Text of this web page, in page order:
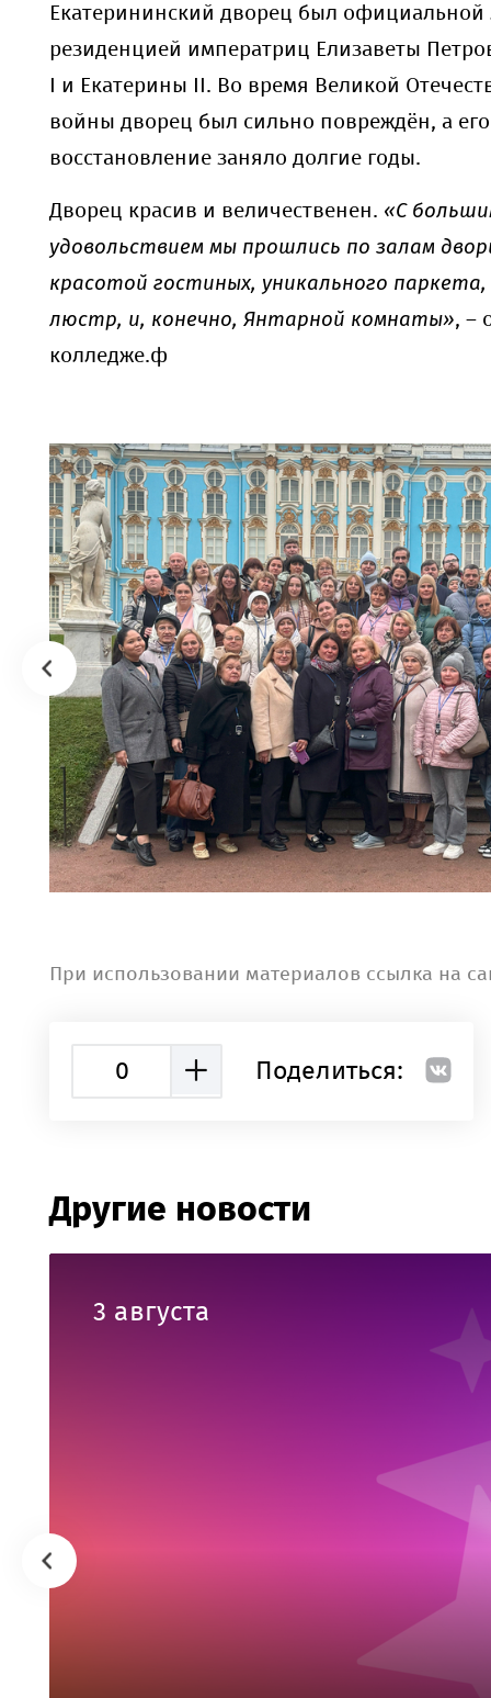
Екатерининский дворец был официальной
резиденцией императриц Елизаветы
I и Екатерины II. Во время Великой
войны дворец был сильно повреждён, а его
восстановление заняло долгие годы.
Дворец красив и величественен. «С
удовольствием мы прошлись по залам
красотой гостиных, уникального
люстр, и, конечно, Янтарной комнаты», –
колледже.ф
При использовании материалов ссылка на
0 Поделиться:
Другие новости
3 августа